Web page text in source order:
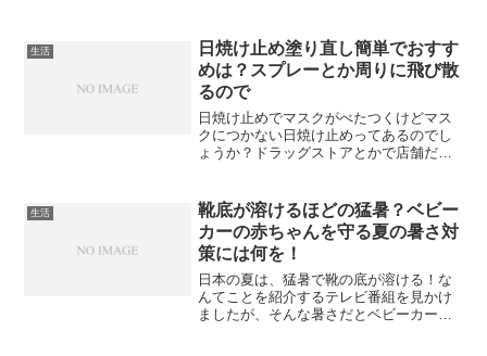
生活
日焼け止め塗り直し簡単でおすす
めは？スプレーとか周りに飛び散
るので
日焼け止めでマスクがべたつくけどマス
クにつかない日焼け止めってあるのでし
ょうか？ドラッグストアとかで店舗だと
生活
靴底が溶けるほどの猛暑？ベビー
カーの赤ちゃんを守る夏の暑さ対
策には何を！
日本の夏は、猛暑で靴の底が溶ける！な
んてことを紹介するテレビ番組を見かけ
ましたが、そんな暑さだとベビーカーに